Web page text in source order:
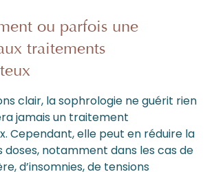
ou parfois une
traitements
clair, la sophrologie ne guérit rien
jamais un traitement
Cependant, elle peut en réduire la
doses, notamment dans les cas de
d’insomnies, de tensions